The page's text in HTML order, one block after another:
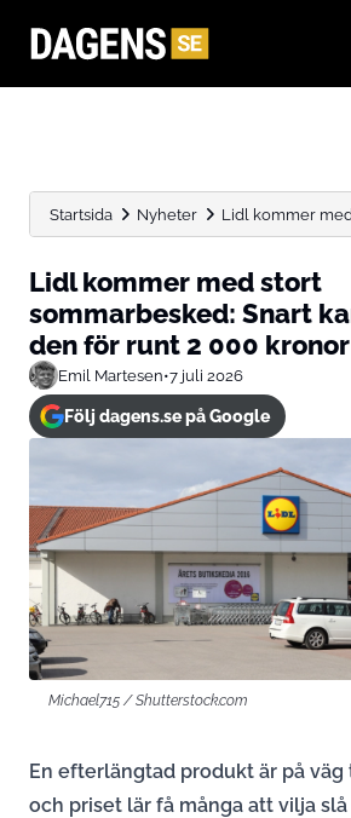
Startsida Nyheter Lidl kommer
Lidl kommer med stort
sommarbesked: Snart
den för runt 2 000 kronor
Emil Martesen•7 juli 2026
Följ dagens.se på Google
Michael715 / Shutterstock.com
En efterlängtad produkt är på
och priset lär få många att vilja